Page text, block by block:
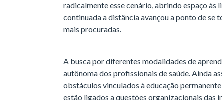
radicalmente esse cenário, abrindo espaço às
continuada a distância avançou a ponto de se
mais procuradas.
A busca por diferentes modalidades de
autônoma dos profissionais de saúde. Ainda
obstáculos vinculados à educação
estão ligados a questões organizacionais das